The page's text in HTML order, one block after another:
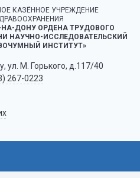
КАЗЁННОЕ УЧРЕЖДЕНИЕ
ДОНУ ОРДЕНА ТРУДОВОГО
НАУЧНО-ИССЛЕДОВАТЕЛЬСКИЙ
ИНСТИТУТ»
ул. М. Горького, д.117/40
267-0223